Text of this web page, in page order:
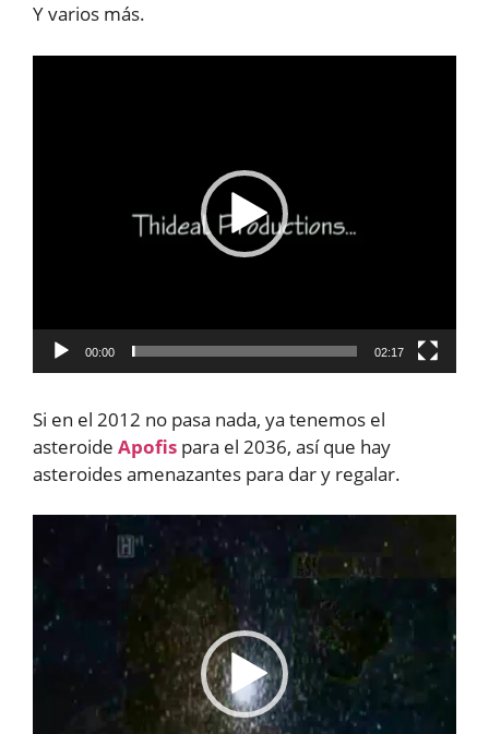
Y varios más.
00:00 02:17
Si en el 2012 no pasa nada, ya tenemos el
asteroide Apofis para el 2036, así que hay
asteroides amenazantes para dar y regalar.
Reproductor
de
vídeo